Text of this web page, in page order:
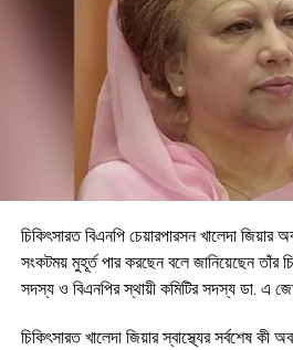
চিকিৎসারত বিএনপি চেয়ারপারসন খালেদা
সংকটময় মুহূর্ত পার করছেন বলে জানিয়েছেন তাঁর
সদস্য ও বিএনপির স্থায়ী কমিটির সদস্য ডা. এ
চিকিৎসারত খালেদা জিয়ার স্বাস্থ্যের সর্বশেষ কী